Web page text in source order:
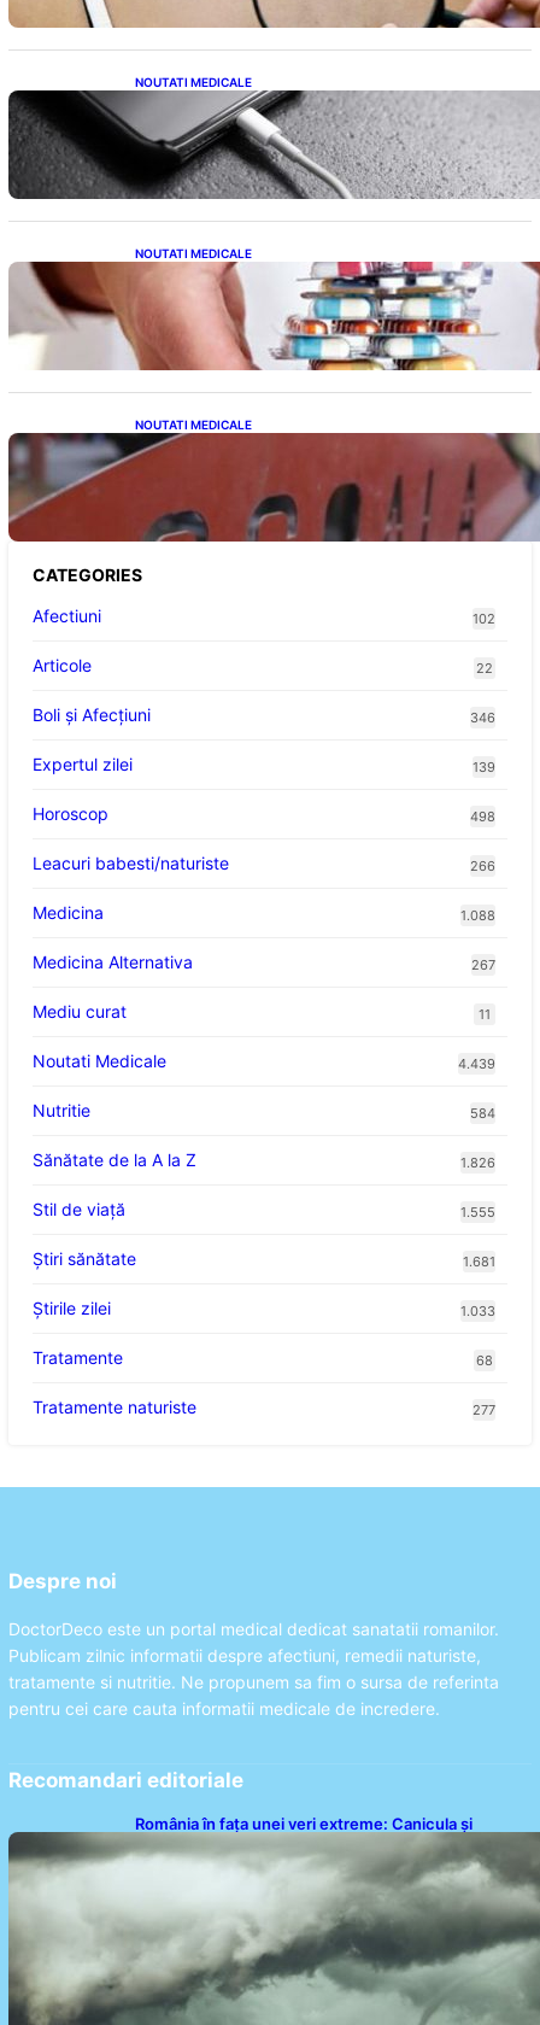
NOUTATI MEDICALE
Încărcarea Telefonului Pe Timp de Noapte:
Mituri, Realități și Impact Asupra Bateriei
NOUTATI MEDICALE
Criza Medicamentelor pentru Tulburări
Digestive: Ce Înseamnă Suspendarea Colebil
și Panzcebil pentru Pacienți
NOUTATI MEDICALE
Reforma Educațională din Liceu: O
Schimbare Fundamentală pentru Generațiile
CATEGORIES
Afectiuni
102
Articole 22
Boli și Afecțiuni 346
Expertul zilei 139
Horoscop 498
Leacuri babesti/naturiste 266
Medicina 1.088
Medicina Alternativa 267
Mediu curat 11
Noutati Medicale 4.439
Nutritie 584
Sănătate de la A la Z 1.826
Stil de viaţă 1.555
Ştiri sănătate 1.681
Știrile zilei 1.033
Tratamente 68
Tratamente naturiste 277
Despre noi
DoctorDeco este un portal medical dedicat sanatatii romanilor.
Publicam zilnic informatii despre afectiuni, remedii naturiste,
tratamente si nutritie. Ne propunem sa fim o sursa de referinta
pentru cei care cauta informatii medicale de incredere.
Recomandari editoriale
România în fața unei veri extreme: Canicula și